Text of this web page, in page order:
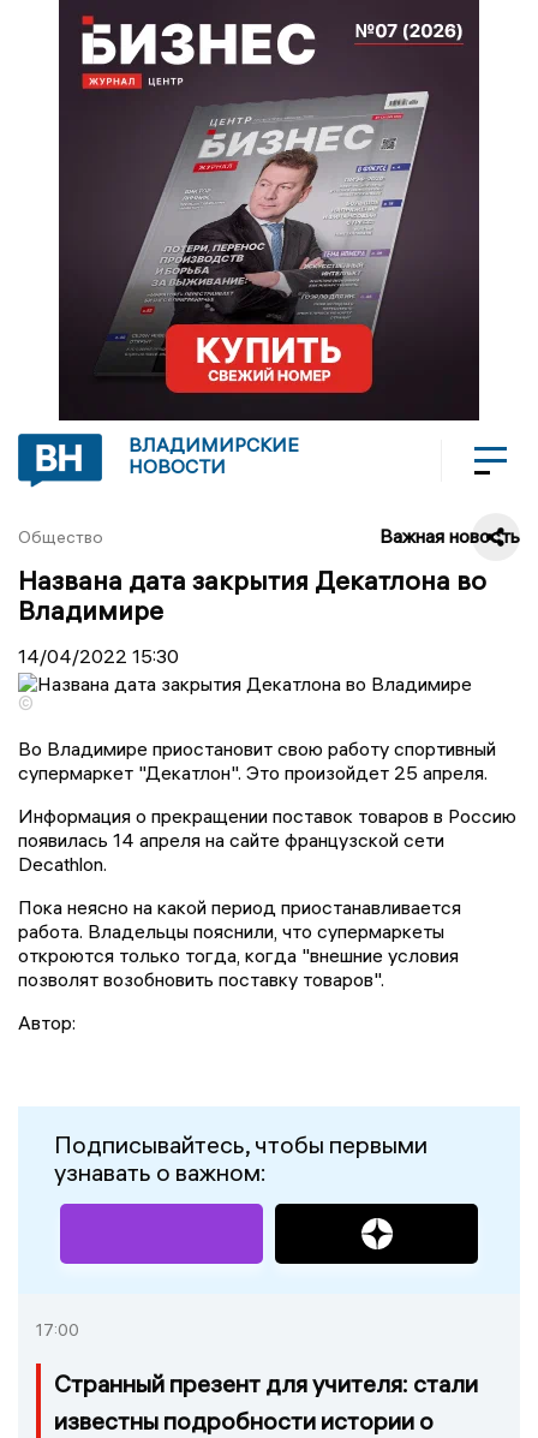
ВЛАДИМИРСКИЕ
НОВОСТИ
Общество Важная новость
Названа дата закрытия Декатлона во
Владимире
14/04/2022 15:30
©
Во Владимире приостановит свою работу спортивный
супермаркет "Декатлон". Это произойдет 25 апреля.
Информация о прекращении поставок товаров в Россию
появилась 14 апреля на сайте французской сети
Decathlon.
Пока неясно на какой период приостанавливается
работа. Владельцы пояснили, что супермаркеты
откроются только тогда, когда "внешние условия
позволят возобновить поставку товаров".
Автор:
Подписывайтесь, чтобы первыми
узнавать о важном:
17:00
Странный презент для учителя: стали
известны подробности истории о